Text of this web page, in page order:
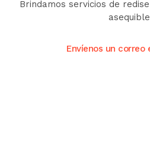
Brindamos servicios de
Envíenos un correo